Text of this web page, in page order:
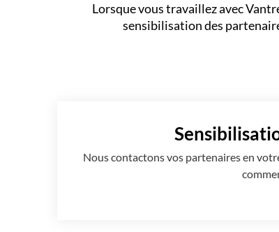
Lorsque vous travaillez avec
sensibilisation des
Nous contactons vos partenaires en